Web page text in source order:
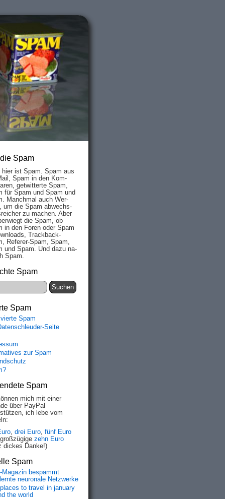
Spam
hier ist Spam. Spam aus
Spam in den Kom­
ge­twit­ter­te Spam,
für Spam und Spam und
Manch­mal auch Wer­
um die Spam ab­wechs­
zu mach­en. Aber
die Spam, ob
in den Fo­ren oder Spam
Track­back-
Re­fe­rer-Spam, Spam,
und Spam. Und da­zu na­
Spam.
Spam
Spam
Spam
Seite
zur Spam
Spam
mich mit einer
über PayPal
ich lebe vom
, drei Euro, fünf Euro
zehn Euro
dickes Danke!)
Spam
Magazin bespammt
neuronale Netzwerke
to travel in january
the world